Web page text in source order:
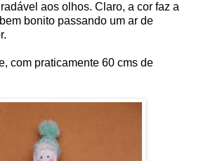
aos olhos. Claro, a cor faz a
bonito passando um ar de
com praticamente 60 cms de